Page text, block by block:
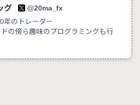
グ
@20ma_fx
年のトレーダー
ドの傍ら趣味のプログラミングも行